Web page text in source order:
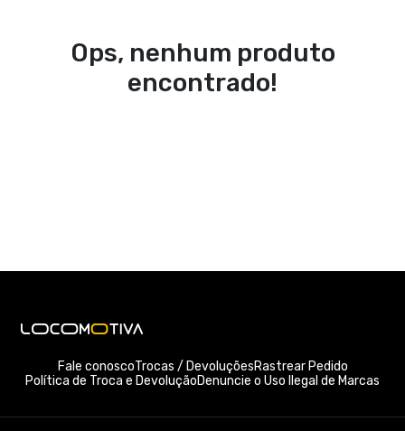
Ops, nenhum produto
encontrado!
Fale conoscoTrocas / DevoluçõesRastrear Pedido
Política de Troca e DevoluçãoDenuncie o Uso Ilegal de Marcas